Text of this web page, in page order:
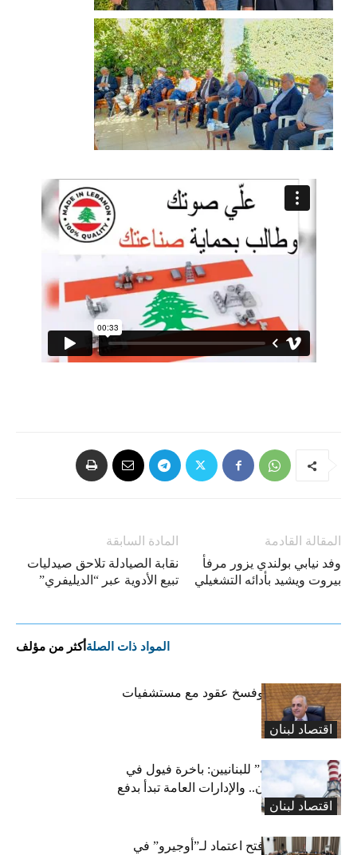
المادة السابقة
نقابة الصيادلة تلاحق صيدليات
تبيع الأدوية عبر “الديليفري”
المقالة القادمة
وفد نيابي بولندي يزور مرفأ
بيروت ويشيد بأدائه التشغيلي
المواد ذات الصلة أكثر من مؤلف
اقتصاد لبنان
كركي: إنذارات وفسخ عقود مع مستشفيات
مخالفة
اقتصاد لبنان
بشرى “كهربائية” للبنانيين: باخرة فيول في
طريقها إلى لبنان.. والإدارات العامة تبدأ بدفع
متوجباتها
لجنة المال تقرّ فتح اعتماد لـ”أوجيرو” في